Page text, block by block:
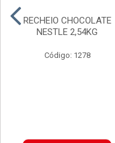
RECHEIO CHOCOLATE
NESTLE 2,54KG
Código: 1278